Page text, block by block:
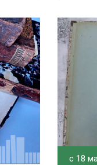
c 18